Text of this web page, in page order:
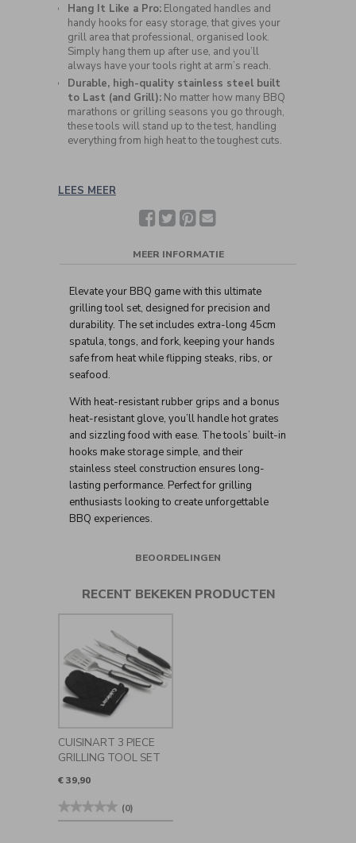
Hang It Like a Pro:Elongated handles and
handy hooks for easy storage, that gives your
grill area that professional, organised look.
Simply hang them up after use, and you’ll
always have your tools right at arm’s reach.
Durable, high-quality stainless steel built
to Last (and Grill):No matter how many BBQ
marathons or grilling seasons you go through,
these tools will stand up to the test, handling
everything from high heat to the toughest cuts.
LEES MEER
Facebook
TwitterPinterest
Deel
met
vriend(in)
MEER INFORMATIE
Elevate your BBQ game with this ultimate
grilling tool set, designed for precision and
durability. The set includes extra-long 45cm
spatula, tongs, and fork, keeping your hands
safe from heat while flipping steaks, ribs, or
seafood.
With heat-resistant rubber grips and a bonus
heat-resistant glove, you’ll handle hot grates
and sizzling food with ease. The tools’ built-in
hooks make storage simple, and their
stainless steel construction ensures long-
lasting performance. Perfect for grilling
enthusiasts looking to create unforgettable
BBQ experiences.
BEOORDELINGEN
RECENT BEKEKEN PRODUCTEN
CUISINART 3 PIECE
GRILLING TOOL SET
€ 39,90
★★★★★
★★★★★
Geen
(0)